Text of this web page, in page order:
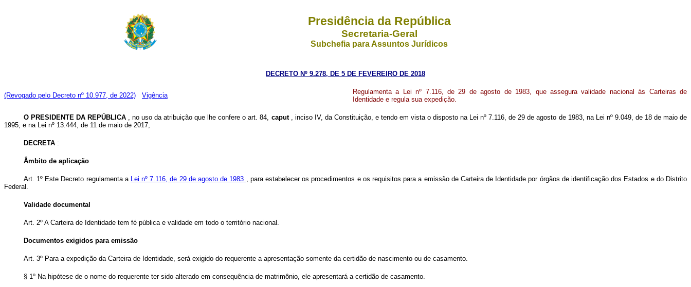
Presidência da República
Secretaria-Geral
Subchefia para Assuntos Jurídicos
DECRETO Nº 9.278, DE 5 DE FEVEREIRO DE 2018
(Revogado pelo Decreto nº 10.977, de 2022) Vigência
Regulamenta a Lei nº 7.116, de 29 de agosto de 1983, que assegura validade nacional às Carteiras de
Identidade e regula sua expedição.
O PRESIDENTE DA REPÚBLICA , no uso da atribuição que lhe confere o art. 84, caput , inciso IV, da Constituição, e tendo em vista o disposto na Lei nº 7.116, de 29 de agosto de 1983, na Lei nº 9.049, de 18 de maio de
1995, e na Lei nº 13.444, de 11 de maio de 2017,
DECRETA :
Âmbito de aplicação
Art. 1º Este Decreto regulamenta a Lei nº 7.116, de 29 de agosto de 1983 , para estabelecer os procedimentos e os requisitos para a emissão de Carteira de Identidade por órgãos de identificação dos Estados e do Distrito
Federal.
Validade documental
Art. 2º A Carteira de Identidade tem fé pública e validade em todo o território nacional.
Documentos exigidos para emissão
Art. 3º Para a expedição da Carteira de Identidade, será exigido do requerente a apresentação somente da certidão de nascimento ou de casamento.
§ 1º Na hipótese de o nome do requerente ter sido alterado em consequência de matrimônio, ele apresentará a certidão de casamento.